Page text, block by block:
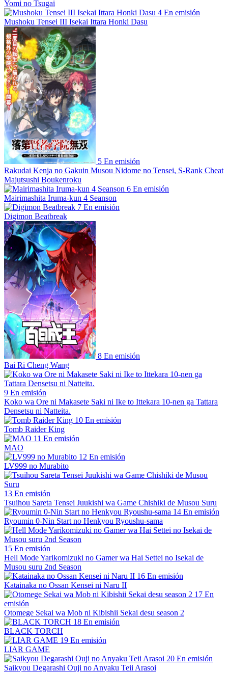
Yomi no Tsugai
4 En emisión
Mushoku Tensei III Isekai Ittara Honki Dasu
5 En emisión
Rakudai Kenja no Gakuin Musou Nidome no Tensei, S-Rank Cheat
Majutsushi Boukenroku
6 En emisión
Mairimashita Iruma-kun 4 Seanson
7 En emisión
Digimon Beatbreak
8 En emisión
Bai Ri Cheng Wang
9 En emisión
Koko wa Ore ni Makasete Saki ni Ike to Ittekara 10-nen ga Tattara
Densetsu ni Natteita.
10 En emisión
Tomb Raider King
11 En emisión
MAO
12 En emisión
LV999 no Murabito
13 En emisión
Tsuihou Sareta Tensei Juukishi wa Game Chishiki de Musou Suru
14 En emisión
Ryoumin 0-Nin Start no Henkyou Ryoushu-sama
15 En emisión
Hell Mode Yarikomizuki no Gamer wa Hai Settei no Isekai de
Musou suru 2nd Season
16 En emisión
Katainaka no Ossan Kensei ni Naru II
17 En
emisión
Otomege Sekai wa Mob ni Kibishii Sekai desu season 2
18 En emisión
BLACK TORCH
19 En emisión
LIAR GAME
20 En emisión
Saikyou Degarashi Ouji no Anyaku Teii Arasoi